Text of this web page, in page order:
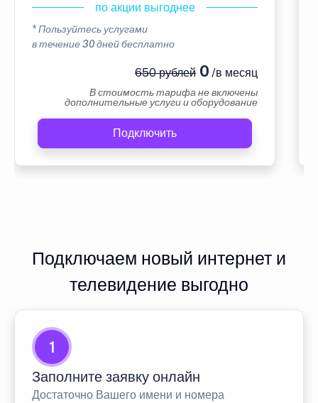
по акции выгоднее
* Пользуйтесь услугами
в течение 30 дней бесплатно
650 рублей0 /в месяц
В стоимость тарифа не включены
дополнительные услуги и оборудование
Подключить
Подключаем новый интернет и
телевидение выгодно
1
Заполните заявку онлайн
Достаточно Вашего имени и номера